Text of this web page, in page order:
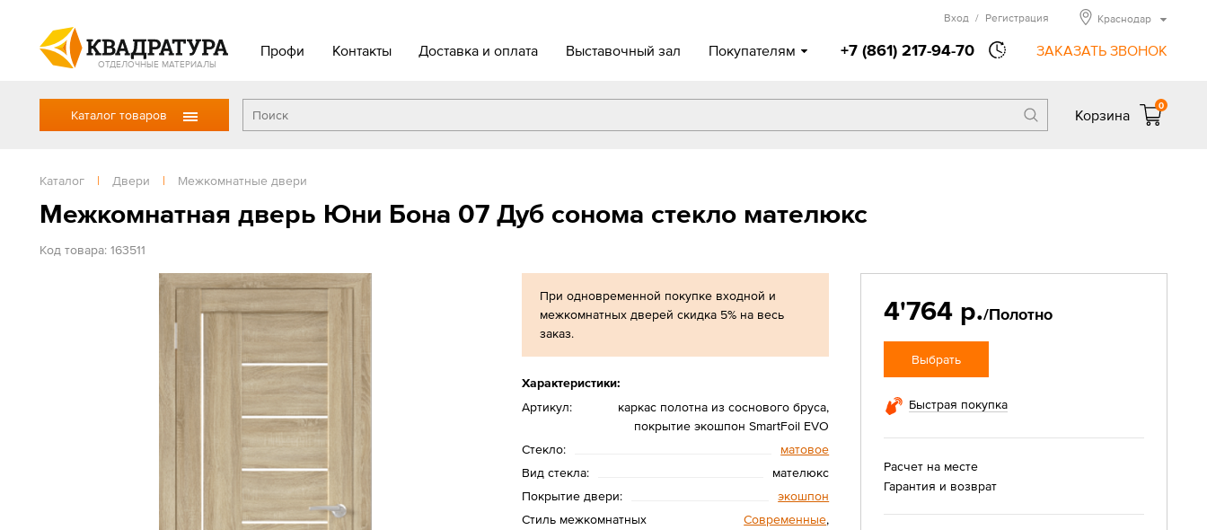
ОТДЕЛОЧНЫЕ МАТЕРИАЛЫ
Профи Контакты Доставка и оплата Выставочный зал Покупателям +7 (861) 217-94-70 ЗАКАЗАТЬ ЗВОНОК
Вход / Регистрация Краснодар
Каталог товаров Корзина
0
Каталог | Двери | Межкомнатные двери
Межкомнатная дверь Юни Бона 07 Дуб сонома стекло мателюкс
Код товара: 163511
При одновременной покупке входной и
межкомнатных дверей скидка 5% на весь
заказ.
Характеристики:
Артикул:
каркас полотна из соснового бруса,
покрытие экошпон SmartFoil EVO
Стекло:
матовое
Вид стекла:
мателюкс
Покрытие двери:
экошпон
Стиль межкомнатных
Современные,
4'764 р./Полотно
Выбрать
Быстрая покупка
Расчет на месте
Гарантия и возврат